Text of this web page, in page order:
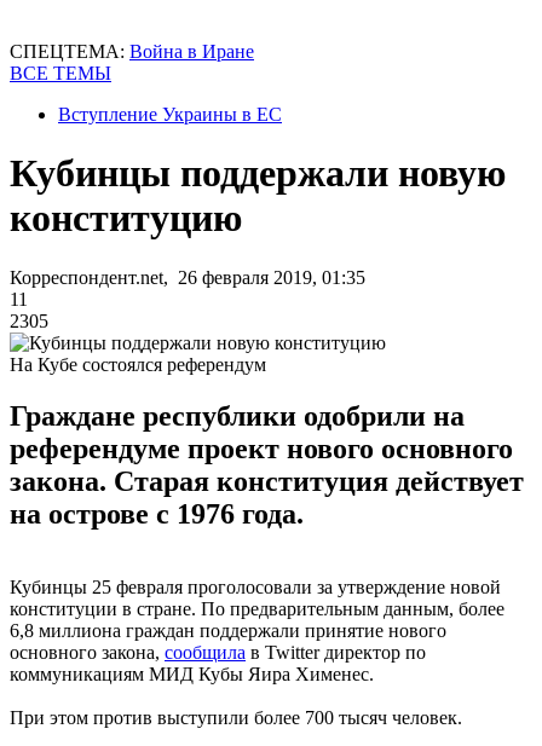
СПЕЦТЕМА: Война в Иране
ВСЕ ТЕМЫ
Вступление Украины в ЕС
Кубинцы поддержали новую
конституцию
Корреспондент.net, 26 февраля 2019, 01:35
11
2305
На Кубе состоялся референдум
Граждане республики одобрили на
референдуме проект нового основного
закона. Старая конституция действует
на острове с 1976 года.
Кубинцы 25 февраля проголосовали за утверждение новой
конституции в стране. По предварительным данным, более
6,8 миллиона граждан поддержали принятие нового
основного закона, сообщила в Twitter директор по
коммуникациям МИД Кубы Яира Хименес.
При этом против выступили более 700 тысяч человек.